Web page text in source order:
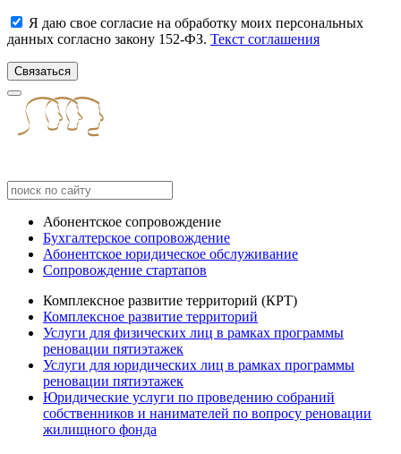
Я даю свое согласие на обработку моих персональных
данных согласно закону 152-ФЗ. Текст соглашения
Связаться
Абонентское сопровождение
Бухгалтерское сопровождение
Абонентское юридическое обслуживание
Сопровождение стартапов
Комплексное развитие территорий (КРТ)
Комплексное развитие территорий
Услуги для физических лиц в рамках программы
реновации пятиэтажек
Услуги для юридических лиц в рамках программы
реновации пятиэтажек
Юридические услуги по проведению собраний
собственников и нанимателей по вопросу реновации
жилищного фонда